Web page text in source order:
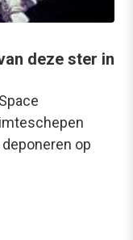
deze ster in
op